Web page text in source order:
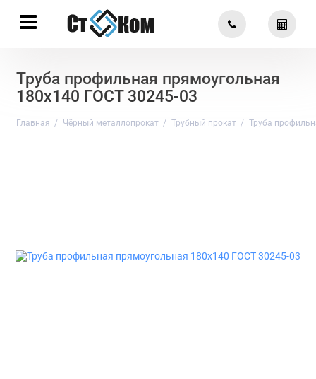
Труба профильная прямоугольная
180х140 ГОСТ 30245-03
Главная Чёрный металлопрокат Трубный прокат Труба